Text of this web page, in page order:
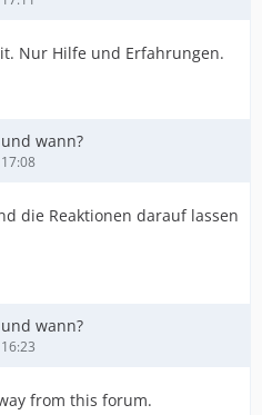
Nur Hilfe und Erfahrungen.
wann?
die Reaktionen darauf lassen
wann?
from this forum.